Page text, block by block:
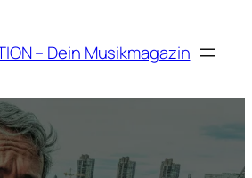
– Dein Musikmagazin